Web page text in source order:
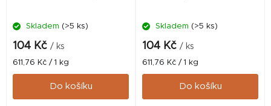
Skladem (>5 ks)
104 Kč / ks
Měrná
cena:
611,76 Kč / 1 kg
Do košíku
Skladem (>5 ks)
104 Kč / ks
Měrná
cena:
611,76 Kč / 1 kg
Do košíku